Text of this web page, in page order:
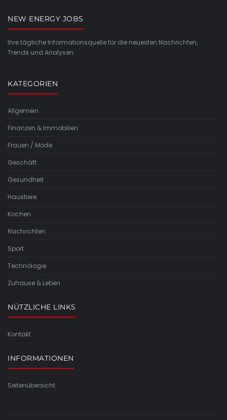
NEW ENERGY JOBS
Ihre tägliche Informationsquelle für die neuesten Nachrichten,
Trends und Analysen.
KATEGORIEN
Allgemein
Finanzen & Immobilien
Frauen / Mode
Geschäft
Gesundheit
Haustiere
Kochen
Nachrichten
Sport
Technologie
Zuhause & Leben
NÜTZLICHE LINKS
Kontakt
INFORMATIONEN
Seitenübersicht